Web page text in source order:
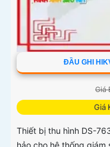
ĐẦU GHI
Giá
Giá
Thiết bị thu hình DS-